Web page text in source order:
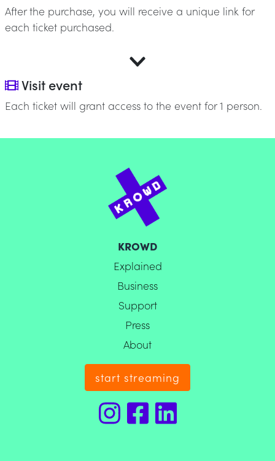
After the purchase, you will receive a unique link for
each ticket purchased.
Visit event
Each ticket will grant access to the event for 1 person.
KROWD
Explained
Business
Support
Press
About
start streaming